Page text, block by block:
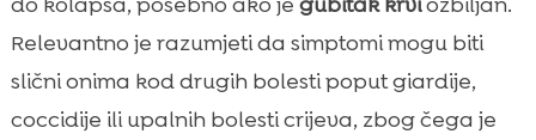
Relevantno je razumjeti da simptomi mogu biti
slični onima kod drugih bolesti poput giardije,
coccidije ili upalnih bolesti crijeva, zbog čega je